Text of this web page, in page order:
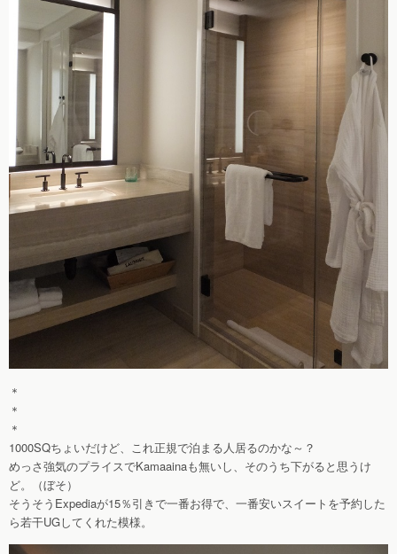
＊
＊
＊
1000SQちょいだけど、これ正規で泊まる人居るのかな～？
めっさ強気のプライスでKamaainaも無いし、そのうち下がると思うけ
ど。（ぼそ）
そうそうExpediaが15％引きで一番お得で、一番安いスイートを予約した
ら若干UGしてくれた模様。